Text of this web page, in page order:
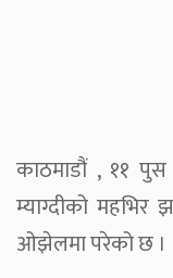
काठमाडौं , ११ पुस
म्याग्दीको महभिर
ओझेलमा परेको छ ।